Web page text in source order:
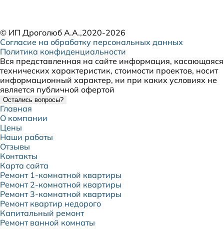
© ИП Дроголюб А.А.,2020-2026
Согласие на обработку персональных данных
Политика конфиденциальности
Вся представленная на сайте информация, касающаяся
технических характеристик, стоимости проектов, носит
информационный характер, ни при каких условиях не
является публичной офертой
Остались вопросы?
Главная
О компании
Цены
Наши работы
Отзывы
Контакты
Карта сайта
Ремонт 1-комнатной квартиры
Ремонт 2-комнатной квартиры
Ремонт 3-комнатной квартиры
Ремонт квартир недорого
Капитальный ремонт
Ремонт ванной комнаты